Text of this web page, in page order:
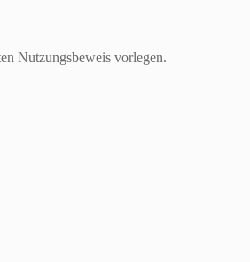
Nutzungsbeweis vorlegen.